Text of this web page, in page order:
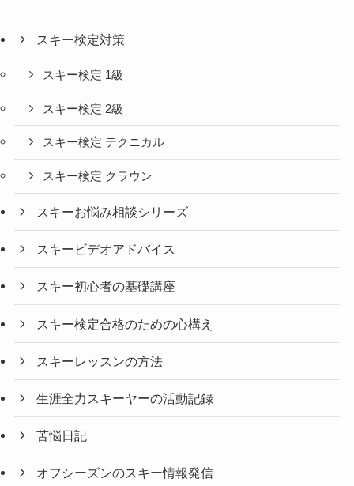
スキー検定対策
スキー検定 1級
スキー検定 2級
スキー検定 テクニカル
スキー検定 クラウン
スキーお悩み相談シリーズ
スキービデオアドバイス
スキー初心者の基礎講座
スキー検定合格のための心構え
スキーレッスンの方法
生涯全力スキーヤーの活動記録
苦悩日記
オフシーズンのスキー情報発信